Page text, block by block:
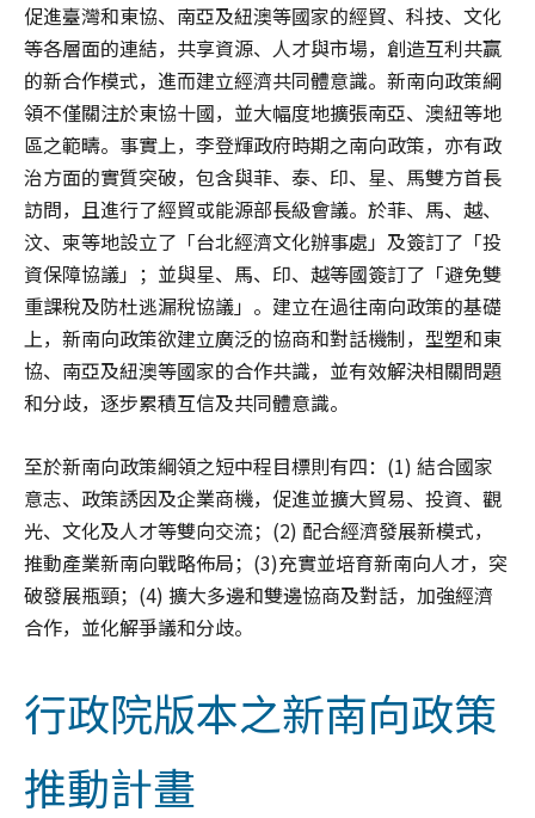
促進臺灣和東協、南亞及紐澳等國家的經貿、科技、文化
等各層面的連結，共享資源、人才與市場，創造互利共赢
的新合作模式，進而建立經濟共同體意識。新南向政策綱
領不僅關注於東協十國，並大幅度地擴張南亞、澳紐等地
區之範疇。事實上，李登輝政府時期之南向政策，亦有政
治方面的實質突破，包含與菲、泰、印、星、馬雙方首長
訪問，且進行了經貿或能源部長級會議。於菲、馬、越、
汶、柬等地設立了「台北經濟文化辦事處」及簽訂了「投
資保障協議」；並與星、馬、印、越等國簽訂了「避免雙
重課稅及防杜逃漏稅協議」。建立在過往南向政策的基礎
上，新南向政策欲建立廣泛的協商和對話機制，型塑和東
協、南亞及紐澳等國家的合作共識，並有效解決相關問題
和分歧，逐步累積互信及共同體意識。
至於新南向政策綱領之短中程目標則有四：(1) 結合國家
意志、政策誘因及企業商機，促進並擴大貿易、投資、觀
光、文化及人才等雙向交流；(2) 配合經濟發展新模式，
推動產業新南向戰略佈局；(3)充實並培育新南向人才，突
破發展瓶頸；(4) 擴大多邊和雙邊協商及對話，加強經濟
合作，並化解爭議和分歧。
行政院版本之新南向政策
推動計畫